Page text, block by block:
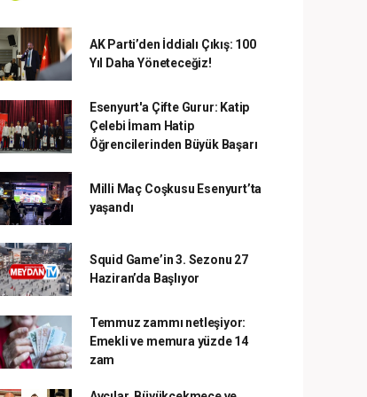
AK Parti’den İddialı Çıkış: 100
Yıl Daha Yöneteceğiz!
Esenyurt'a Çifte Gurur: Katip
Çelebi İmam Hatip
Öğrencilerinden Büyük Başarı
Milli Maç Coşkusu Esenyurt’ta
yaşandı
Squid Game’in 3. Sezonu 27
Haziran’da Başlıyor
Temmuz zammı netleşiyor:
Emekli ve memura yüzde 14
zam